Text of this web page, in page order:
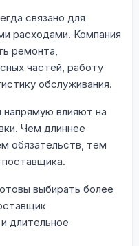
связано для
расходами. Компания
ремонта,
частей, работу
обслуживания.
напрямую влияют на
Чем длиннее
обязательств, тем
выбирать более
длительное